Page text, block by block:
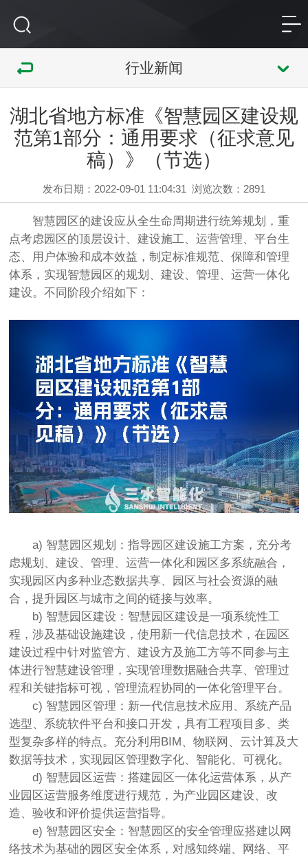
行业新闻
湖北省地方标准《智慧园区建设规
范第1部分：通用要求（征求意见
稿）》（节选）
发布日期：2022-09-01 11:04:31 浏览次数： 2891
智慧园区的建设应从全生命周期进行统筹规划，重
点考虑园区的顶层设计、建设施工、运营管理、平台生
态、用户体验和成本效益，制定标准规范、保障和管理
体系，实现智慧园区的规划、建设、管理、运营一体化
建设。不同阶段介绍如下：
a) 智慧园区规划：指导园区建设施工方案，充分考
虑规划、建设、管理、运营一体化和园区多系统融合，
实现园区内多种业态数据共享、园区与社会资源的融
合，提升园区与城市之间的链接与效率。
b) 智慧园区建设：智慧园区建设是一项系统性工
程，涉及基础设施建设，使用新一代信息技术，在园区
建设过程中针对监管方、建设方及施工方等不同参与主
体进行智慧建设管理，实现管理数据融合共享、管理过
程和关键指标可视，管理流程协同的一体化管理平台。
c) 智慧园区管理：新一代信息技术应用、系统产品
选型、系统软件平台和接口开发，具有工程项目多、类
型复杂多样的特点。充分利用BIM、物联网、云计算及大
数据等技术，实现园区管理数字化、智能化、可视化。
d) 智慧园区运营：搭建园区一体化运营体系，从产
业园区运营服务维度进行规范，为产业园区建设、改
造、验收和评价提供运营指导。
e) 智慧园区安全：智慧园区的安全管理应搭建以网
络技术为基础的园区安全体系，对感知终端、网络、平